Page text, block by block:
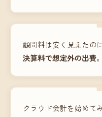
顧問料は安く見えたのに
決算料で想定外の出費
クラウド会計を始めて